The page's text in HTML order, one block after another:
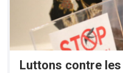
Luttons contre